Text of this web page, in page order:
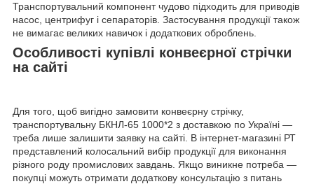
Транспортувальний компонент чудово підходить для приводів
насос, центрифуг і сепараторів. Застосування продукції також
не вимагає великих навичок і додаткових оброблень.
Особливості купівлі конвеєрної стрічки
на сайті
Для того, щоб вигідно замовити конвеєрну стрічку,
транспортувальну БКНЛ-65 1000*2 з доставкою по Україні —
треба лише залишити заявку на сайті. В інтернет-магазині РТ
представлений колосальний вибір продукції для виконання
різного роду промислових завдань. Якщо виникне потреба —
покупці можуть отримати додаткову консультацію з питань